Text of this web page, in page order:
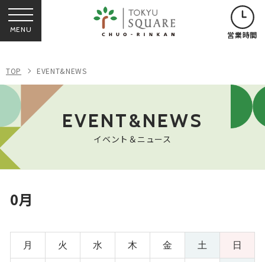
MENU 営業時間
TOP EVENT&NEWS
EVENT&NEWS
イベント＆ニュース
0月
月 火 水 木 金 土 日